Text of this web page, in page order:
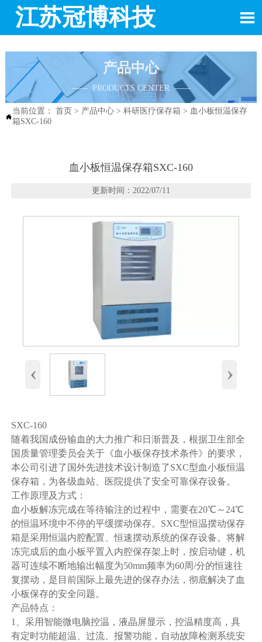
江苏冠博科技 
产品中心
—— PRODUCTS CENTER ——

当前位置： 首页 > 产品中心> 科研医疗保存箱 > 血小板恒温保存
箱SXC-160
血小板恒温保存箱SXC-160
更新时间：2022/07/11
‹ ›
SXC-160
随着我国成份输血的大力推广和日渐普及，根据卫生部全
国质量管理委员会关于《血小板保存技术条件》的要求，
本公司引进了国外先进技术设计制造了SXC型血小板恒温
保存箱，为各级血站、医院提供了安全可靠保存设备。
工作原理及方式：
血小板解冻完成在等待输注的过程中，需要在20℃～24℃
的恒温环境中不停的平缓摆动保存。SXC型恒温摆动保存
箱是采用恒温内腔配置、恒速摆动系统的保存设备。将解
冻完成后的血小板平置入内腔保存架上时，按启动键，机
器可连续不断地输出幅度为50mm频率为60周/分的恒速往
复摆动，是目前国际上最先进的保存办法，彻底解决了血
小板保存的安全问题。
产品特点：
1、采用智能微电脑控温，液晶屏显示，控温精度高，具
有定时功能超温、过流、报警功能，自动故障检测系统安